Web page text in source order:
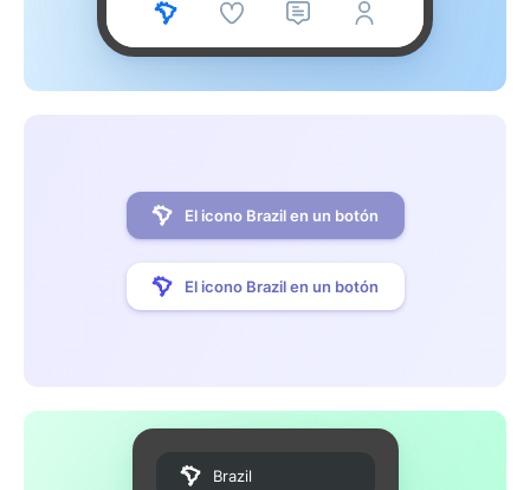
El icono Brazil en un botón
El icono Brazil en un botón
Brazil